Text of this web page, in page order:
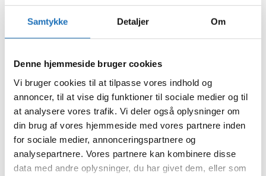
Samtykke Detaljer Om
Denne hjemmeside bruger cookies
Vi bruger cookies til at tilpasse vores indhold og
annoncer, til at vise dig funktioner til sociale medier og til
at analysere vores trafik. Vi deler også oplysninger om
din brug af vores hjemmeside med vores partnere inden
for sociale medier, annonceringspartnere og
analysepartnere. Vores partnere kan kombinere disse
data med andre oplysninger, du har givet dem, eller som
september 2024
juli 2024
juni 2024
maj 2024
marts 2024
februar 2024
januar 2024
december 2023
november 2023
oktober 2023
september 2023
august 2023
juli 2023
juni 2023
maj 2023